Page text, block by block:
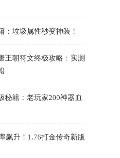
：垃圾属性秒变神装！
王朝符文终极攻略：实测
秘籍：老玩家200神器血
飙升！1.76打金传奇新版